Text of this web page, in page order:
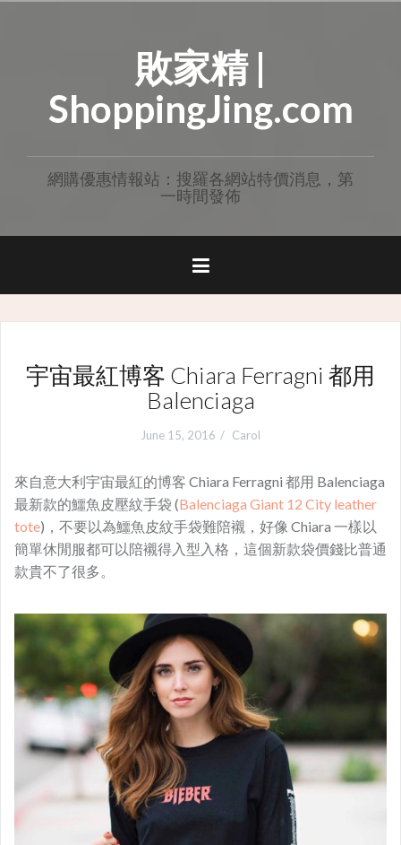
敗家精 |
ShoppingJing.com
網購優惠情報站：搜羅各網站特價消息，第
一時間發佈
宇宙最紅博客 Chiara Ferragni 都用
Balenciaga
June 15, 2016 Carol
來自意大利宇宙最紅的博客 Chiara Ferragni 都用 Balenciaga
最新款的鱷魚皮壓紋手袋 (Balenciaga Giant 12 City leather
tote)，不要以為鱷魚皮紋手袋難陪襯，好像 Chiara 一樣以
簡單休閒服都可以陪襯得入型入格，這個新款袋價錢比普通
款貴不了很多。